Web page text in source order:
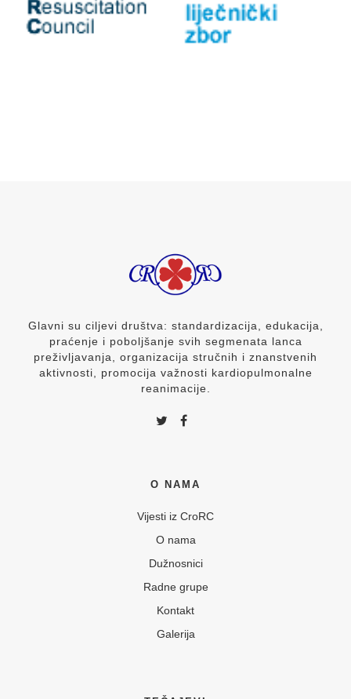
Glavni su ciljevi društva: standardizacija, edukacija,
praćenje i poboljšanje svih segmenata lanca
preživljavanja, organizacija stručnih i znanstvenih
aktivnosti, promocija važnosti kardiopulmonalne
reanimacije.
O NAMA
Vijesti iz CroRC
O nama
Dužnosnici
Radne grupe
Kontakt
Galerija